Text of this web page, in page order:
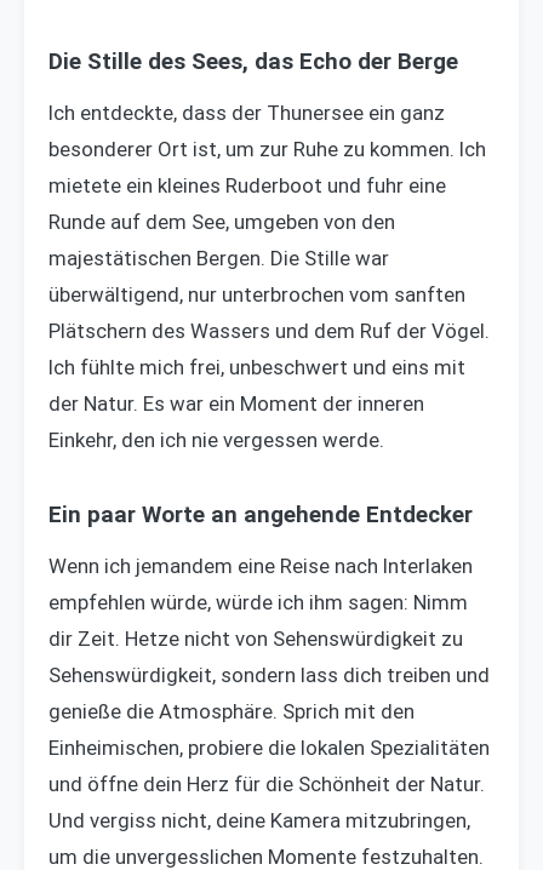
Die Stille des Sees, das Echo der Berge
Ich entdeckte, dass der Thunersee ein ganz
besonderer Ort ist, um zur Ruhe zu kommen. Ich
mietete ein kleines Ruderboot und fuhr eine
Runde auf dem See, umgeben von den
majestätischen Bergen. Die Stille war
überwältigend, nur unterbrochen vom sanften
Plätschern des Wassers und dem Ruf der Vögel.
Ich fühlte mich frei, unbeschwert und eins mit
der Natur. Es war ein Moment der inneren
Einkehr, den ich nie vergessen werde.
Ein paar Worte an angehende Entdecker
Wenn ich jemandem eine Reise nach Interlaken
empfehlen würde, würde ich ihm sagen: Nimm
dir Zeit. Hetze nicht von Sehenswürdigkeit zu
Sehenswürdigkeit, sondern lass dich treiben und
genieße die Atmosphäre. Sprich mit den
Einheimischen, probiere die lokalen Spezialitäten
und öffne dein Herz für die Schönheit der Natur.
Und vergiss nicht, deine Kamera mitzubringen,
um die unvergesslichen Momente festzuhalten.